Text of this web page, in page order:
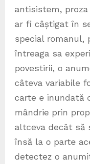
antisistem,
ar fi câștigat în
special romanul,
întreaga sa
povestirii, o
câteva variabile
carte e inundată
mândrie prin
altceva decât să
însă la o parte
detectez o